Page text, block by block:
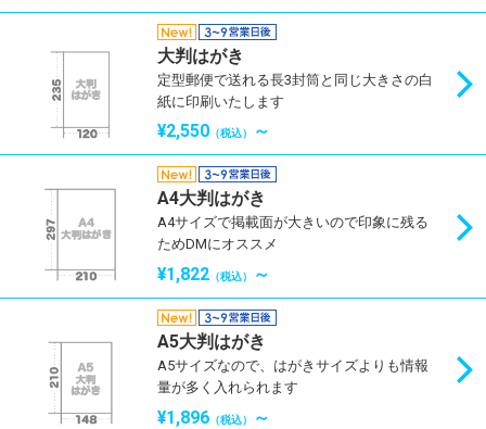
大判はがき
定型郵便で送れる長3封筒と同じ大きさの白
紙に印刷いたします
¥2,550 （税込） ～
A4大判はがき
A4サイズで掲載面が大きいので印象に残る
ためDMにオススメ
¥1,822 （税込） ～
A5大判はがき
A5サイズなので、はがきサイズよりも情報
量が多く入れられます
¥1,896 （税込） ～